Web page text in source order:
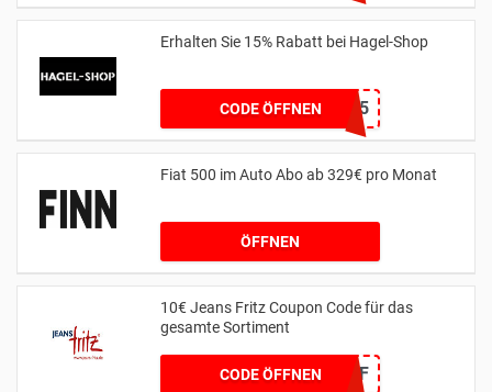
Erhalten Sie 15% Rabatt bei Hagel-Shop
CODE ÖFFNENHAGEL15
Fiat 500 im Auto Abo ab 329€ pro Monat
ÖFFNEN
10€ Jeans Fritz Coupon Code für das
gesamte Sortiment
CODE ÖFFNENWCOM2JF